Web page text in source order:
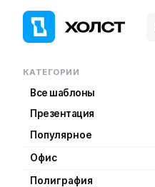
КАТЕГОРИИ
Все шаблоны
Презентация
Популярное
Офис
Полиграфия